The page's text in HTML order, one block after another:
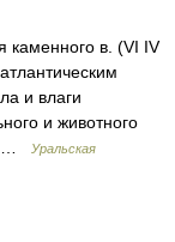
в. (VI IV
и влаги
и животного
…
Уральская